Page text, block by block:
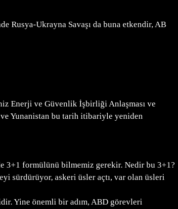
Rusya-Ukrayna Savaşı da buna etkendir, AB
Enerji ve Güvenlik İşbirliği Anlaşması ve
Yunanistan bu tarih itibariyle yeniden
3+1 formülünü bilmemiz gerekir. Nedir bu 3+1?
sürdürüyor, askeri üsler açtı, var olan üsleri
Yine önemli bir adım, ABD görevleri